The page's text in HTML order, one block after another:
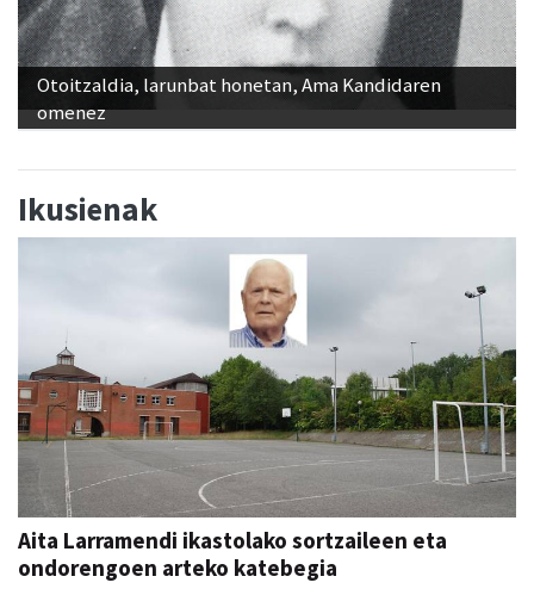
Otoitzaldia, larunbat honetan, Ama Kandidaren
omenez
Ikusienak
Aita Larramendi ikastolako sortzaileen eta
ondorengoen arteko katebegia